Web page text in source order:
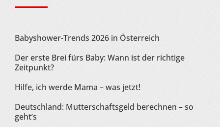
Babyshower-Trends 2026 in Österreich
Der erste Brei fürs Baby: Wann ist der richtige
Zeitpunkt?
Hilfe, ich werde Mama – was jetzt!
Deutschland: Mutterschaftsgeld berechnen – so
geht’s